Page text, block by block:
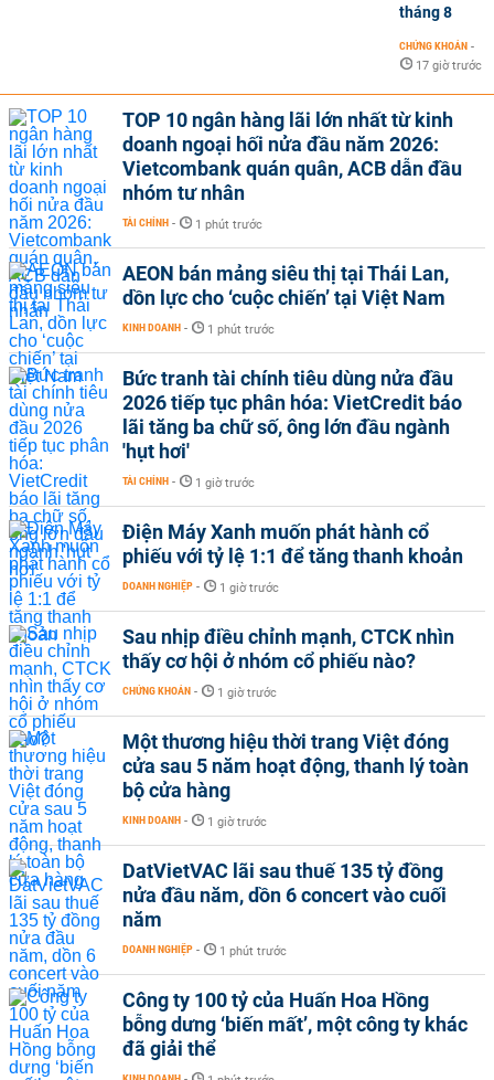
tháng 8
CHỨNG KHOÁN -
17 giờ trước
TOP 10 ngân hàng lãi lớn nhất từ kinh
doanh ngoại hối nửa đầu năm 2026:
Vietcombank quán quân, ACB dẫn đầu
nhóm tư nhân
TÀI CHÍNH - 1 phút trước
AEON bán mảng siêu thị tại Thái Lan,
dồn lực cho ‘cuộc chiến’ tại Việt Nam
KINH DOANH - 1 phút trước
Bức tranh tài chính tiêu dùng nửa đầu
2026 tiếp tục phân hóa: VietCredit báo
lãi tăng ba chữ số, ông lớn đầu ngành
'hụt hơi'
TÀI CHÍNH - 1 giờ trước
Điện Máy Xanh muốn phát hành cổ
phiếu với tỷ lệ 1:1 để tăng thanh khoản
DOANH NGHIỆP - 1 giờ trước
Sau nhịp điều chỉnh mạnh, CTCK nhìn
thấy cơ hội ở nhóm cổ phiếu nào?
CHỨNG KHOÁN - 1 giờ trước
Một thương hiệu thời trang Việt đóng
cửa sau 5 năm hoạt động, thanh lý toàn
bộ cửa hàng
KINH DOANH - 1 giờ trước
DatVietVAC lãi sau thuế 135 tỷ đồng
nửa đầu năm, dồn 6 concert vào cuối
năm
DOANH NGHIỆP - 1 phút trước
Công ty 100 tỷ của Huấn Hoa Hồng
bỗng dưng ‘biến mất’, một công ty khác
đã giải thể